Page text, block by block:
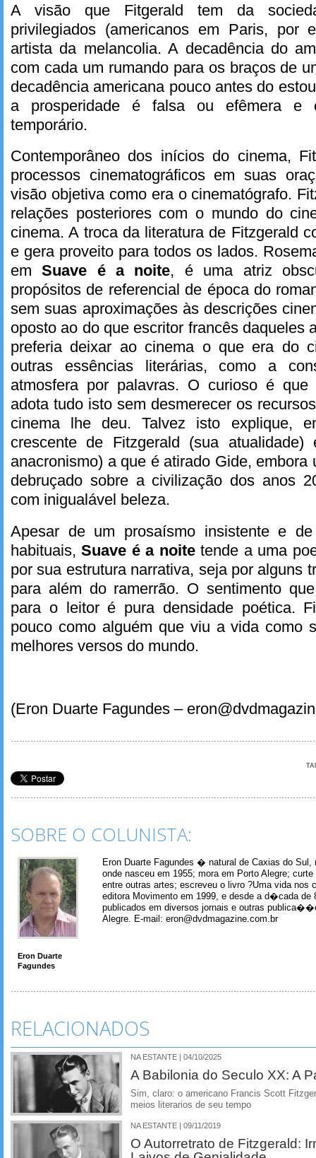
A visão que Fitgerald tem da
privilegiados (americanos em Paris, por
artista da melancolia. A decadência do
com cada um rumando para os braços de
decadência americana pouco antes do
a prosperidade é falsa ou efêmera e
temporário.
Contemporâneo dos inícios do cinema,
processos cinematográficos em suas
visão objetiva como era o cinematógrafo.
relações posteriores com o mundo do
cinema. A troca da literatura de Fitzgerald
e gera proveito para todos os lados.
emSuave é a noite, é uma atriz
propósitos de referencial de época do
sem suas aproximações às descrições
oposto ao do que escritor francês daqueles
preferia deixar ao cinema o que era do
outras essências literárias, como a
atmosfera por palavras. O curioso é que
adota tudo isto sem desmerecer os
cinema lhe deu. Talvez isto explique,
crescente de Fitzgerald (sua
anacronismo) a que é atirado Gide, embora
debruçado sobre a civilização dos anos
com inigualável beleza.
Apesar de um prosaísmo insistente e
habituais,Suave é a noitetende a uma
por sua estrutura narrativa, seja por alguns
para além do ramerrão. O sentimento
para o leitor é pura densidade poética.
pouco como alguém que viu a vida como
melhores versos do mundo.
(Eron Duarte Fagundes –
SOBRE O COLUNISTA:
Eron Duarte
Fagundes
Eron Duarte Fagundes � natural de Caxias do Sul,
onde nasceu em 1955; mora em Porto Alegre;
entre outras artes; escreveu o livro ?Uma vida nos
editora Movimento em 1999, e desde a d�cada de
publicados em diversos jornais e outras
Alegre. E-mail: eron@dvdmagazine.com.br
RELACIONADOS
NA ESTANTE | 04/10/2025
A Babilonia do Seculo XX: A
Sim, claro: o americano Francis Scott
meios literarios de seu tempo
NA ESTANTE | 09/11/2019
O Autorretrato de Fitzgerald: